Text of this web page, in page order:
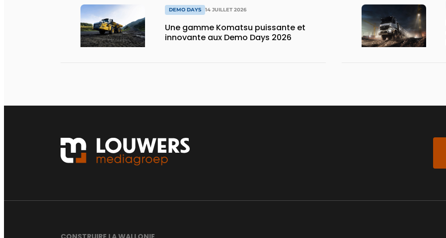
DEMO DAYS 14 JUILLET 2026
Une gamme Komatsu puissante et
innovante aux Demo Days 2026